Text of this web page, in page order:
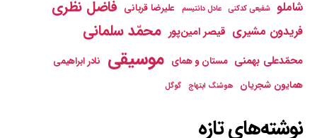
شاملو شفیعی کدکنی عادل دانتیسم علیرضا قربانی فاضل نظری
فریدون مشیری قیصر امین‌پور محمّد سلمانی
محمّدعلی بهمنی مستان و همای موسیقی نادر ابراهیمی
همایون شجریان
هوشنگ ابتهاج گوگل
نوشته‌های تازه